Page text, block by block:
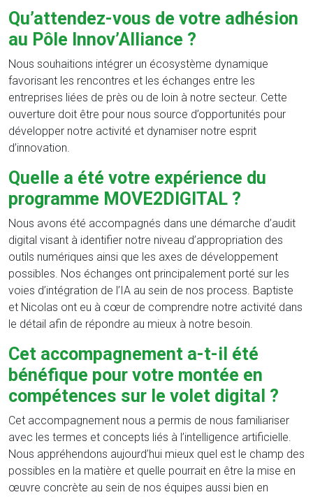
Qu’attendez-vous de votre adhésion
au Pôle Innov’Alliance ?
Nous souhaitions intégrer un écosystème dynamique
favorisant les rencontres et les échanges entre les
entreprises liées de près ou de loin à notre secteur. Cette
ouverture doit être pour nous source d’opportunités pour
développer notre activité et dynamiser notre esprit
d’innovation.
Quelle a été votre expérience du
programme MOVE2DIGITAL ?
Nous avons été accompagnés dans une démarche d’audit
digital visant à identifier notre niveau d’appropriation des
outils numériques ainsi que les axes de développement
possibles. Nos échanges ont principalement porté sur les
voies d’intégration de l’IA au sein de nos process. Baptiste
et Nicolas ont eu à cœur de comprendre notre activité dans
le détail afin de répondre au mieux à notre besoin.
Cet accompagnement a-t-il été
bénéfique pour votre montée en
compétences sur le volet digital ?
Cet accompagnement nous a permis de nous familiariser
avec les termes et concepts liés à l’intelligence artificielle.
Nous appréhendons aujourd’hui mieux quel est le champ des
possibles en la matière et quelle pourrait en être la mise en
œuvre concrète au sein de nos équipes aussi bien en